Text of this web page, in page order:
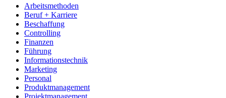
Arbeitsmethoden
Beruf + Karriere
Beschaffung
Controlling
Finanzen
Führung
Informationstechnik
Marketing
Personal
Produktmanagement